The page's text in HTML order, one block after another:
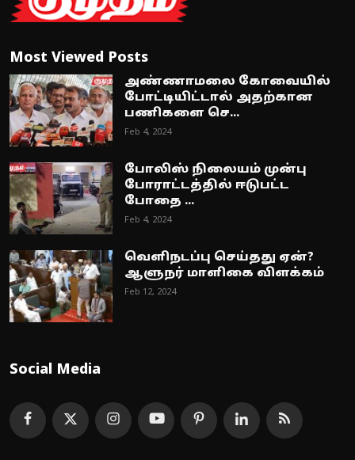
Most Viewed Posts
அண்ணாமலை கோவையில்
போட்டியிட்டால் அதற்கான
பணிகளை செ...
Feb 4, 2024
போலிஸ் நிலையம் முன்பு
போராட்டத்தில் ஈடுபட்ட
போதை ...
Feb 4, 2024
வெளிநடப்பு செய்தது ஏன்?
ஆளுநர் மாளிகை விளக்கம்
Feb 12, 2024
Social Media